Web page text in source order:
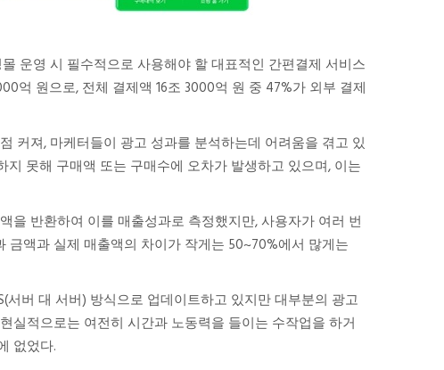
운영 시 필수적으로 사용해야 할 대표적인 간편결제 서비스
억 원으로, 전체 결제액 16조 3000억 원 중 47%가 외부 결제
커져, 마케터들이 광고 성과를 분석하는데 어려움을 겪고 있
못해 구매액 또는 구매수에 오차가 발생하고 있으며, 이는
을 반환하여 이를 매출성과로 측정했지만, 사용자가 여러 번
액과 실제 매출액의 차이가 작게는 50~70%에서 많게는
버 대 서버) 방식으로 업데이트하고 있지만 대부분의 광고
실적으로는 여전히 시간과 노동력을 들이는 수작업을 하거
없었다.